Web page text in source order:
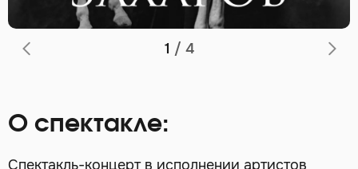
1 / 4
О спектакле:
Спектакль-концерт в исполнении артистов